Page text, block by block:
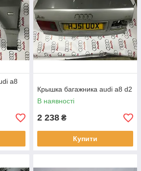
a8
Крышка багажника audi a8 d2
В наявності
2 238 ₴
Купити